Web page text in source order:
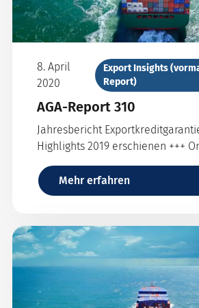
8. April
2020
Export Insights
Report)
AGA-Report 310
Jahresbericht
Highlights 2019 erschienen +++
Erweiterte
Kurzfristgeschäft
Mehr erfahren